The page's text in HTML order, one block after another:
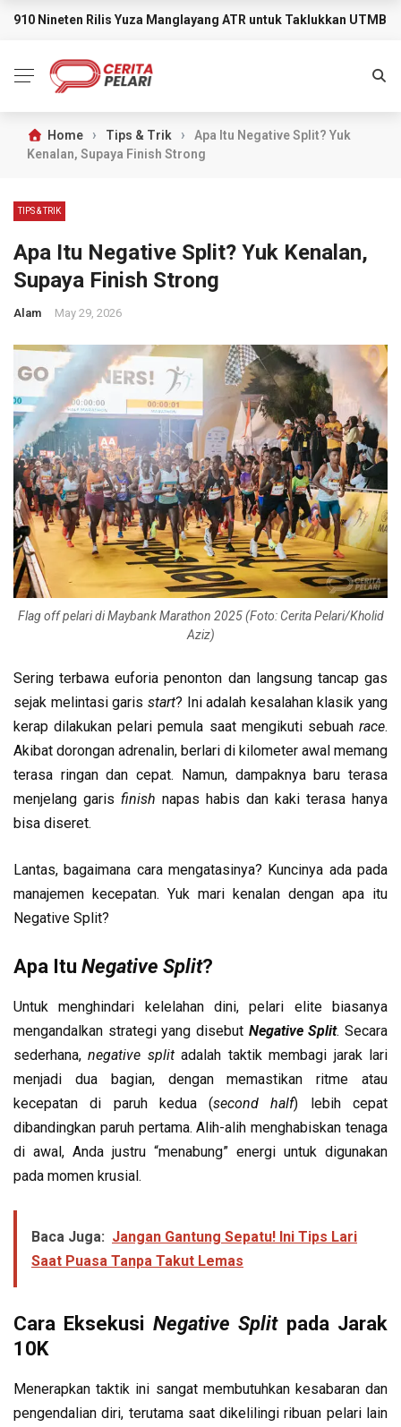
BREAKING NEWS
910 Nineten Rilis Yuza Manglayang ATR untuk Taklukkan UTMB
Home › Tips & Trik ›
Apa Itu Negative Split? Yuk
Kenalan, Supaya Finish Strong
TIPS & TRIK
Apa Itu Negative Split? Yuk Kenalan,
Supaya Finish Strong
Alam May 29, 2026
Flag off pelari di Maybank Marathon 2025 (Foto: Cerita Pelari/Kholid
Aziz)
Sering terbawa euforia penonton dan langsung tancap gas
sejak melintasi garis start? Ini adalah kesalahan klasik yang
kerap dilakukan pelari pemula saat mengikuti sebuah race.
Akibat dorongan adrenalin, berlari di kilometer awal memang
terasa ringan dan cepat. Namun, dampaknya baru terasa
menjelang garis finish napas habis dan kaki terasa hanya
bisa diseret.
Lantas, bagaimana cara mengatasinya? Kuncinya ada pada
manajemen kecepatan. Yuk mari kenalan dengan apa itu
Negative Split?
Apa Itu Negative Split?
Untuk menghindari kelelahan dini, pelari elite biasanya
mengandalkan strategi yang disebut Negative Split. Secara
sederhana,negative splitadalah taktik membagi jarak lari
menjadi dua bagian, dengan memastikan ritme atau
kecepatan di paruh kedua (second half) lebih cepat
dibandingkan paruh pertama. Alih-alih menghabiskan tenaga
di awal, Anda justru “menabung” energi untuk digunakan
pada momen krusial.
Baca Juga: Jangan Gantung Sepatu! Ini Tips Lari
Saat Puasa Tanpa Takut Lemas
Cara Eksekusi Negative Splitpada Jarak
10K
Menerapkan taktik ini sangat membutuhkan kesabaran dan
pengendalian diri, terutama saat dikelilingi ribuan pelari lain